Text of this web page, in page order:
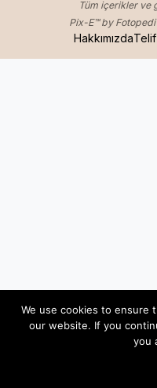
Tüm içerikler ve
Pix-E™ by
HakkımızdaTelif
We use cookies to ensure
our website. If you
you